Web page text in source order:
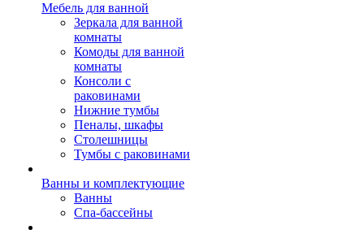
Мебель для ванной
Зеркала для ванной
комнаты
Комоды для ванной
комнаты
Консоли с
раковинами
Нижние тумбы
Пеналы, шкафы
Столешницы
Тумбы с раковинами
Ванны и комплектующие
Ванны
Спа-бассейны